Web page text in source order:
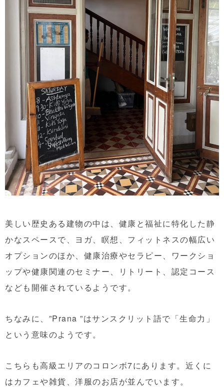
美しい歴史ある建物の中は、健康と福祉に特化した静
かなスペースで、ヨガ、瞑想、フィットネスの幅広い
オプションのほか、健康治療やセラピー、ワークショ
ップや健康関連のセミナー、リトリート、認定コース
なども開催されているようです。
ちなみに、”Prana ”はサンスクリット語で 「生命力」
という意味のようです。
こちらも高級エリアのコロンボ7にあります。近くに
はカフェや雑貨、洋服のお店が並んでいます。